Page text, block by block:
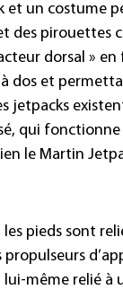
et un costume
des
dorsal »
à dos et
jetpacks
qui
le Martin
pieds sont
propulseurs
lui-même relié